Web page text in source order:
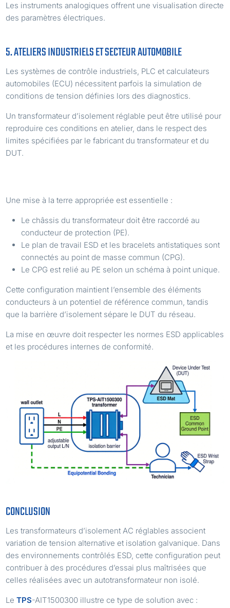
Les instruments analogiques offrent une visualisation directe
des paramètres électriques.
5. ATELIERS INDUSTRIELS ET SECTEUR AUTOMOBILE
Les systèmes de contrôle industriels, PLC et calculateurs
automobiles (ECU) nécessitent parfois la simulation de
conditions de tension définies lors des diagnostics.
Un transformateur d’isolement réglable peut être utilisé pour
reproduire ces conditions en atelier, dans le respect des
limites spécifiées par le fabricant du transformateur et du
DUT.
Une mise à la terre appropriée est essentielle :
Le châssis du transformateur doit être raccordé au
conducteur de protection (PE).
Le plan de travail ESD et les bracelets antistatiques sont
connectés au point de masse commun (CPG).
Le CPG est relié au PE selon un schéma à point unique.
Cette configuration maintient l’ensemble des éléments
conducteurs à un potentiel de référence commun, tandis
que la barrière d’isolement sépare le DUT du réseau.
La mise en œuvre doit respecter les normes ESD applicables
et les procédures internes de conformité.
CONCLUSION
Les transformateurs d’isolement AC réglables associent
variation de tension alternative et isolation galvanique. Dans
des environnements contrôlés ESD, cette configuration peut
contribuer à des procédures d’essai plus maîtrisées que
celles réalisées avec un autotransformateur non isolé.
LeTPS-AIT1500300 illustre ce type de solution avec :